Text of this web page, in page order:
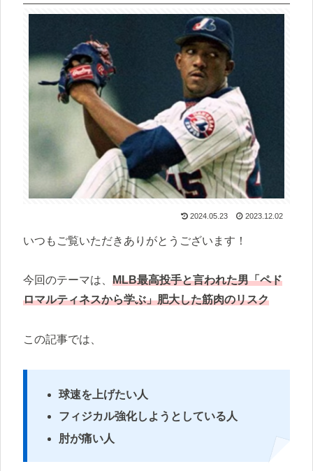
2024.05.23 2023.12.02
いつもご覧いただきありがとうございます！
今回のテーマは、 MLB最高投手と言われた男「ペド
ロマルティネスから学ぶ」肥大した筋肉のリスク
この記事では、
球速を上げたい人
フィジカル強化しようとしている人
肘が痛い人